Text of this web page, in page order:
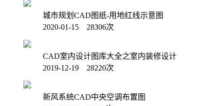
城市规划CAD图纸-用地红线示意图
2020-01-15 28306次
CAD室内设计图库大全之室内装修设计
2019-12-19 28220次
新风系统CAD中央空调布置图